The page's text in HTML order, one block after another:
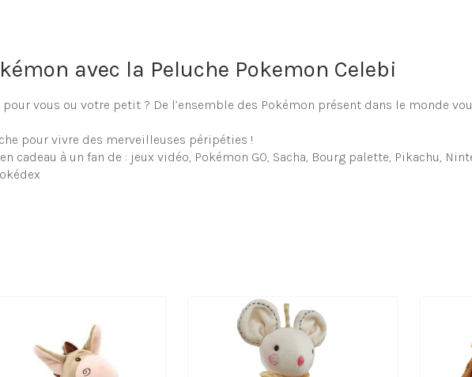
avec la Peluche Pokemon Celebi
vous ou votre petit ? De l’ensemble des Pokémon présent dans le monde
pour vivre des merveilleuses péripéties !
cadeau à un fan de : jeux vidéo, Pokémon GO, Sacha, Bourg palette, Pikachu,
Pokemon Celebi